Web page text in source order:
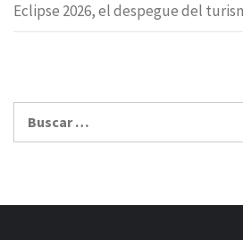
Eclipse 2026, el despegue del